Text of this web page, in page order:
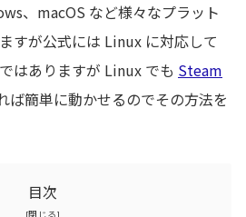
、macOS など様々なプラット
すが公式には Linux に対応して
はありますが Linux でも Steam
ば簡単に動かせるのでその方法を
目次